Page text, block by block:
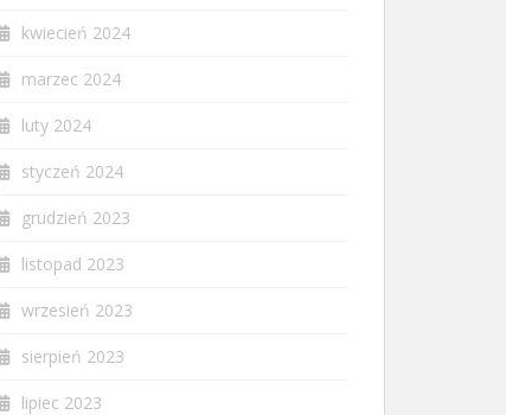
kwiecień 2024
marzec 2024
luty 2024
styczeń 2024
grudzień 2023
listopad 2023
wrzesień 2023
sierpień 2023
lipiec 2023